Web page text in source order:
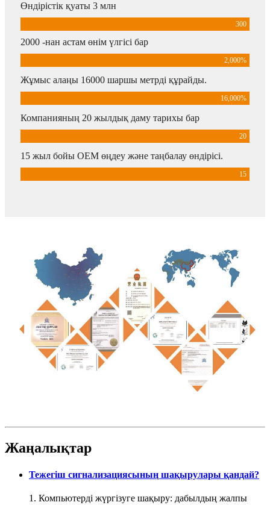
Өндірістік қуаты 3 млн
300
2000 -нан астам өнім үлгісі бар
2,000%
Жұмыс алаңы 16000 шаршы метрді құрайды.
16,000%
Компанияның 20 жылдық даму тарихы бар
20
15 жыл бойы OEM өңдеу және таңбалау өндірісі.
15
Жаңалықтар
Тежегіш сигнализациясының шақырулары қандай?
1. Компьютерді жүргізуге шақыру: дабылдың жалпы